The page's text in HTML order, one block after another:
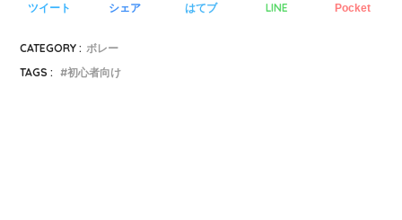
ツイート シェア はてブ LINE Pocket
CATEGORY : ボレー
TAGS :
初心者向け